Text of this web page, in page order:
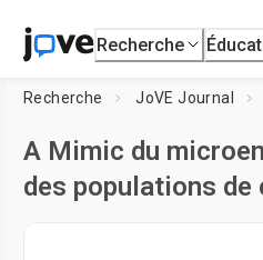
Recherche
Recherche JoVE Journal
A Mimic du
des populations